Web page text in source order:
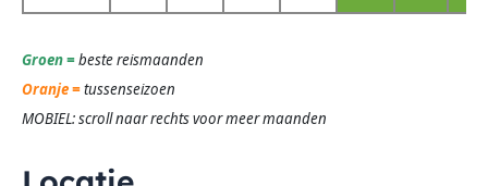
Groen =beste reismaanden
Oranje =tussenseizoen
MOBIEL: scroll naar rechts voor meer maanden